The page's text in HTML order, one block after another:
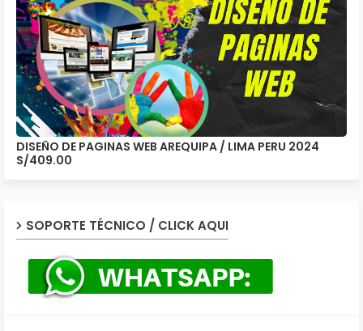
DISEÑO DE PAGINAS WEB AREQUIPA / LIMA PERU 2024
S/409.00
SOPORTE TÉCNICO / CLICK AQUI